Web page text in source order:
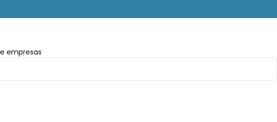
empresas